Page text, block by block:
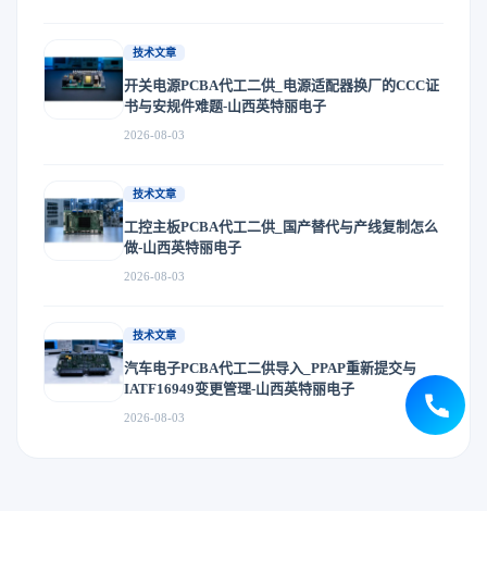
技术文章
开关电源PCBA代工二供_电源适配器换厂的CCC证
书与安规件难题-山西英特丽电子
2026-08-03
技术文章
工控主板PCBA代工二供_国产替代与产线复制怎么
做-山西英特丽电子
2026-08-03
技术文章
汽车电子PCBA代工二供导入_PPAP重新提交与
IATF16949变更管理-山西英特丽电子
2026-08-03